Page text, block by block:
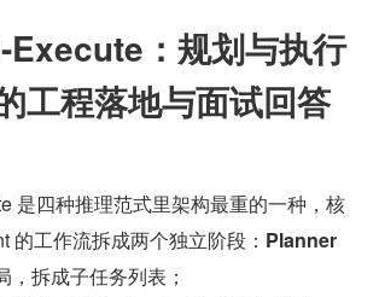
：规划与执行
工程落地与面试回答
是四种推理范式里架构最重的一种，核
的工作流拆成两个独立阶段： Planner
拆成子任务列表；